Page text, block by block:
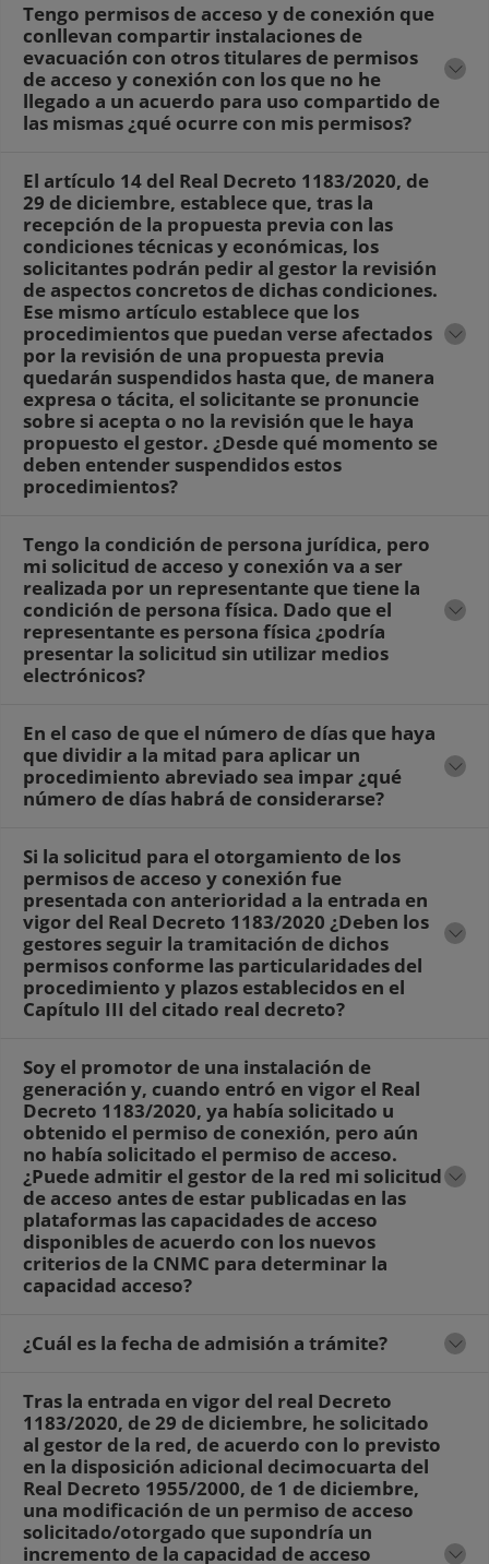
Tengo permisos de acceso y de conexión que
conllevan compartir instalaciones de
evacuación con otros titulares de permisos
de acceso y conexión con los que no he
llegado a un acuerdo para uso compartido de
las mismas ¿qué ocurre con mis permisos?
El artículo 14 del Real Decreto 1183/2020, de
29 de diciembre, establece que, tras la
recepción de la propuesta previa con las
condiciones técnicas y económicas, los
solicitantes podrán pedir al gestor la revisión
de aspectos concretos de dichas condiciones.
Ese mismo artículo establece que los
procedimientos que puedan verse afectados
por la revisión de una propuesta previa
quedarán suspendidos hasta que, de manera
expresa o tácita, el solicitante se pronuncie
sobre si acepta o no la revisión que le haya
propuesto el gestor. ¿Desde qué momento se
deben entender suspendidos estos
procedimientos?
Tengo la condición de persona jurídica, pero
mi solicitud de acceso y conexión va a ser
realizada por un representante que tiene la
condición de persona física. Dado que el
representante es persona física ¿podría
presentar la solicitud sin utilizar medios
electrónicos?
En el caso de que el número de días que haya
que dividir a la mitad para aplicar un
procedimiento abreviado sea impar ¿qué
número de días habrá de considerarse?
Si la solicitud para el otorgamiento de los
permisos de acceso y conexión fue
presentada con anterioridad a la entrada en
vigor del Real Decreto 1183/2020 ¿Deben los
gestores seguir la tramitación de dichos
permisos conforme las particularidades del
procedimiento y plazos establecidos en el
Capítulo III del citado real decreto?
Soy el promotor de una instalación de
generación y, cuando entró en vigor el Real
Decreto 1183/2020, ya había solicitado u
obtenido el permiso de conexión, pero aún
no había solicitado el permiso de acceso.
¿Puede admitir el gestor de la red mi solicitud
de acceso antes de estar publicadas en las
plataformas las capacidades de acceso
disponibles de acuerdo con los nuevos
criterios de la CNMC para determinar la
capacidad acceso?
¿Cuál es la fecha de admisión a trámite?
Tras la entrada en vigor del real Decreto
1183/2020, de 29 de diciembre, he solicitado
al gestor de la red, de acuerdo con lo previsto
en la disposición adicional decimocuarta del
Real Decreto 1955/2000, de 1 de diciembre,
una modificación de un permiso de acceso
solicitado/otorgado que supondría un
incremento de la capacidad de acceso